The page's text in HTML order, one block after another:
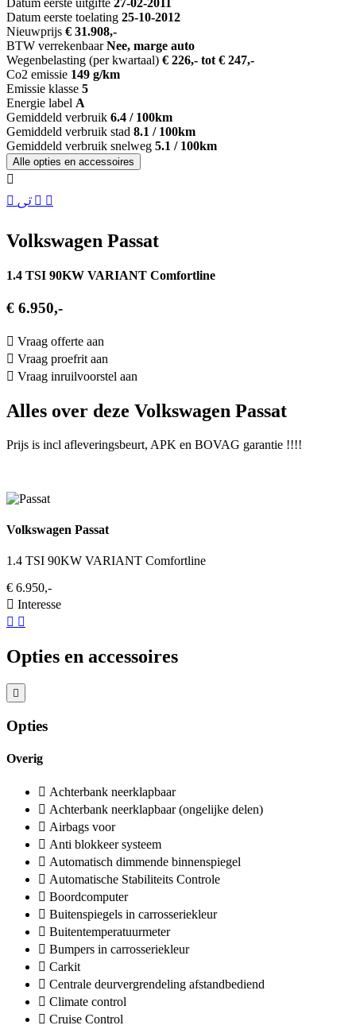
Datum eerste toelating 25-10-2012
Nieuwprijs € 31.908,-
BTW verrekenbaar Nee, marge auto
Wegenbelasting (per kwartaal) € 226,- tot € 247,-
Co2 emissie 149 g/km
Emissie klasse 5
Energie label A
Gemiddeld verbruik 6.4 / 100km
Gemiddeld verbruik stad 8.1 / 100km
Gemiddeld verbruik snelweg 5.1 / 100km
Alle opties en accessoires
Volkswagen Passat
1.4 TSI 90KW VARIANT Comfortline
€ 6.950,-
Vraag offerte aan
Vraag proefrit aan
Vraag inruilvoorstel aan
Alles over deze Volkswagen Passat
Prijs is incl afleveringsbeurt, APK en BOVAG garantie !!!!
Volkswagen Passat
1.4 TSI 90KW VARIANT Comfortline
€ 6.950,-
Interesse
Opties en accessoires
Opties
Overig
Achterbank neerklapbaar
Achterbank neerklapbaar (ongelijke delen)
Airbags voor
Anti blokkeer systeem
Automatisch dimmende binnenspiegel
Automatische Stabiliteits Controle
Boordcomputer
Buitenspiegels in carrosseriekleur
Buitentemperatuurmeter
Bumpers in carrosseriekleur
Carkit
Centrale deurvergrendeling afstandbediend
Climate control
Cruise Control